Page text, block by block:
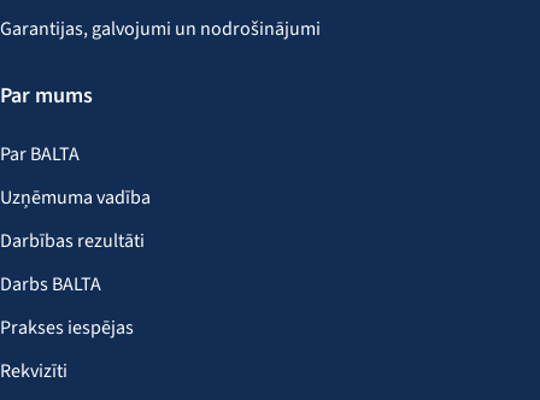
Garantijas, galvojumi un nodrošinājumi
Par mums
Par BALTA
Uzņēmuma vadība
Darbības rezultāti
Darbs BALTA
Prakses iespējas
Rekvizīti